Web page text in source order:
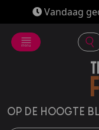
Vandaag
OP DE HOOGTE